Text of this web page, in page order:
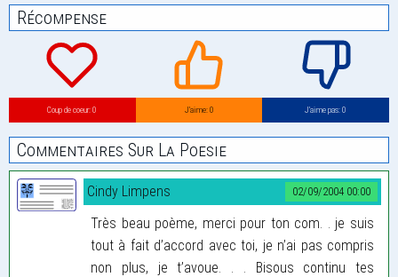
Récompense
Coup de coeur: 0 J’aime: 0 J’aime pas: 0
Commentaires Sur La Poesie
02/09/2004 00:00
Cindy Limpens
Très beau poème, merci pour ton com. . je suis
tout à fait d’accord avec toi, je n’ai pas compris
non plus, je t’avoue. . . Bisous continu tes